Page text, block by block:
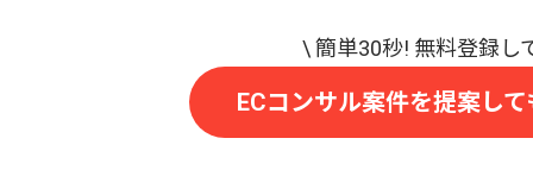
ECコンサル案件を提案して